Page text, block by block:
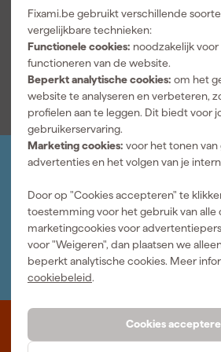
Fixami.be gebruikt verschillende
vergelijkbare technieken:
Functionele cookies: noodzakelijk
functioneren van de website.
Beperkt analytische cookies: om het
website te analyseren en verbeteren,
profielen aan te leggen. Dit biedt voor
gebruikerservaring.
Marketing cookies: voor het tonen
advertenties en het volgen van je
Door op "Cookies accepteren" te
toestemming voor het gebruik van alle
marketingcookies voor
voor "Weigeren", dan plaatsen we
beperkt analytische cookies. Meer
cookiebeleid.
Cookies
Handleiding
Log-in en beheer je bestellingen
Nieuwsbrief
Inschrijven wekelijkse nieuwsbrief
Wij helpen je graag
Neem contact op met één van
Waar staat Fixami voor